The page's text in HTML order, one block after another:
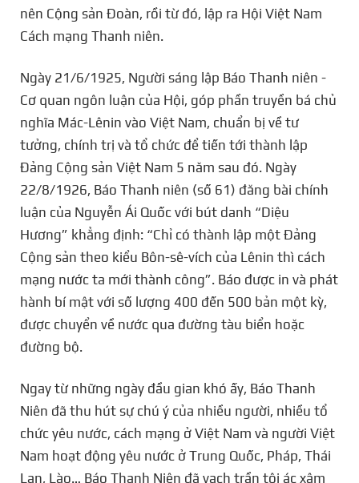
nên Cộng sản Đoàn, rồi từ đó, lập ra Hội Việt Nam
Cách mạng Thanh niên.
Ngày 21/6/1925, Người sáng lập Báo Thanh niên -
Cơ quan ngôn luận của Hội, góp phần truyền bá chủ
nghĩa Mác-Lênin vào Việt Nam, chuẩn bị về tư
tưởng, chính trị và tổ chức để tiến tới thành lập
Đảng Cộng sản Việt Nam 5 năm sau đó. Ngày
22/8/1926, Báo Thanh niên (số 61) đăng bài chính
luận của Nguyễn Ái Quốc với bút danh “Diệu
Hương” khẳng định: “Chỉ có thành lập một Đảng
Cộng sản theo kiểu Bôn-sê-vích của Lênin thì cách
mạng nước ta mới thành công”. Báo được in và phát
hành bí mật với số lượng 400 đến 500 bản một kỳ,
được chuyển về nước qua đường tàu biển hoặc
đường bộ.
Ngay từ những ngày đầu gian khó ấy, Báo Thanh
Niên đã thu hút sự chú ý của nhiều người, nhiều tổ
chức yêu nước, cách mạng ở Việt Nam và người Việt
Nam hoạt động yêu nước ở Trung Quốc, Pháp, Thái
Lan, Lào… Báo Thanh Niên đã vạch trần tội ác xâm